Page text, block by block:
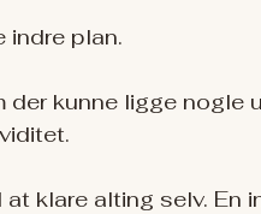
plan.
kunne ligge nogle
klare alting selv. En